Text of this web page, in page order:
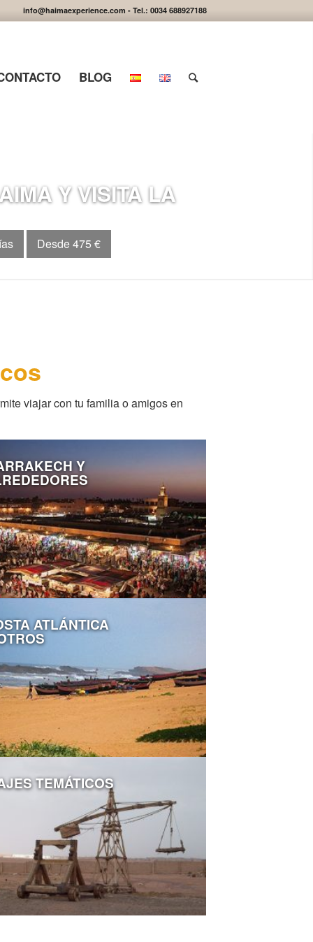
info@haimaexperience.com - Tel.: 0034 688927188
BLOG
Y VISITA LA
Desde 475 €
viajar con tu familia o amigos en
Y
ATLÁNTICA
TEMÁTICOS